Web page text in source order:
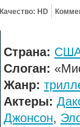
Качество: HD
Страна:
Слоган:
Жанр:
Актеры:
Джонсон,